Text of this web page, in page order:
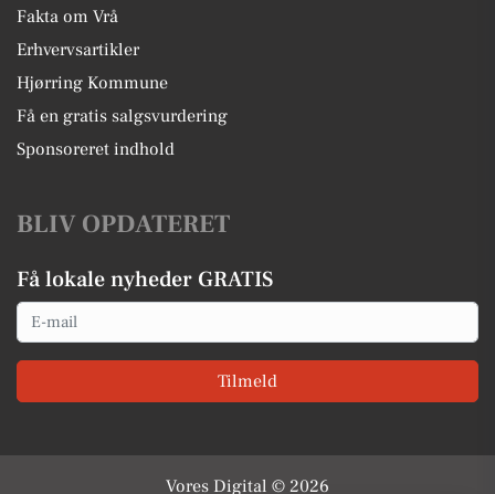
Fakta om Vrå
Erhvervsartikler
Hjørring Kommune
Få en gratis salgsvurdering
Sponsoreret indhold
BLIV OPDATERET
Få lokale nyheder GRATIS
Email
Tilmeld
Vores Digital © 2026